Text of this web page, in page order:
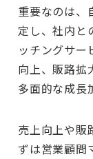
重要なのは、
定し、社内と
ッチングサ
向上、販路拡
多面的な成長
売上向上や販
ずは営業顧問